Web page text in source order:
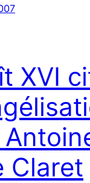
XVI
Claret